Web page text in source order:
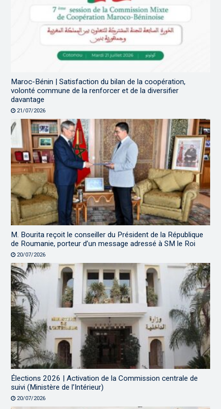
Maroc-Bénin | Satisfaction du bilan de la coopération,
volonté commune de la renforcer et de la diversifier
davantage
21/07/2026
M. Bourita reçoit le conseiller du Président de la République
de Roumanie, porteur d’un message adressé à SM le Roi
20/07/2026
Élections 2026 | Activation de la Commission centrale de
suivi (Ministère de l’Intérieur)
20/07/2026